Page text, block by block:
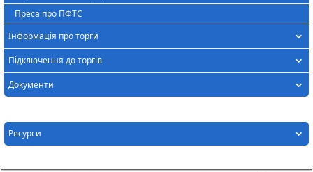
Преса про ПФТС
Інформація про торги
Підключення до торгів
Документи
Ресурси